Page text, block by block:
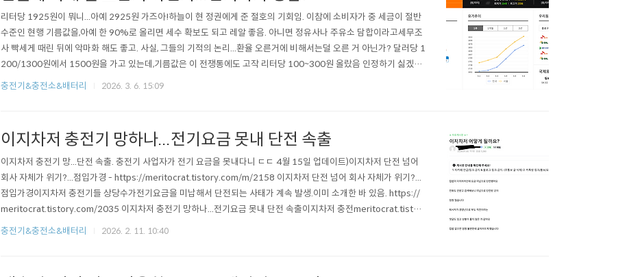
리터당 1925원이 뭐니...아예 2925원 가즈아!하늘이 현 정권에게 준 절호의 기회임. 이참에 소비자가 중 세금이 절반
수준인 현행 기름값을,아예 한 90%로 올리면 세수 확보도 되고 레알 좋음. 아니면 정유사나 주유소 담합이라고세무조
사 빡세게 때린 뒤에 악마화 해도 좋고. 사실, 그들의 기적의 논리...환율 오른거에 비해서는덜 오른 거 아닌가? 달러당 1
200/1300원에서 1500원을 가고 있는데,기름값은 이 전쟁통에도 고작 리터당 100~300원 올랐음 인정하기 싫겠지
만,이 광란의 칼춤에 휩쓸리지 않으려면결국 전기차가 정답. 일렉트릭 오너들은 즐기면서 신나게 타세요.충전단가는 당
충전기&충전소&배터리 2026. 3. 6. 15:09
이지차저 충전기 망하나...전기요금 못내 단전 속출
이지차저 충전기 망...단전 속출. 충전기 사업자가 전기 요금을 못내다니 ㄷㄷ 4월 15일 업데이트)이지차저 단전 넘어
회사 자체가 위기?...점입가경 - https://meritocrat.tistory.com/m/2158 이지차저 단전 넘어 회사 자체가 위기?...
점입가경이지차저 충전기들 상당수가전기요금을 미납해서 단전되는 사태가 계속 발생.이미 소개한 바 있음. https://
meritocrat.tistory.com/2035 이지차저 충전기 망하나...전기요금 못내 단전 속출이지차저 충전meritocrat.tistor
y.comMeritocrat @ it's electric
충전기&충전소&배터리 2026. 2. 11. 10:40